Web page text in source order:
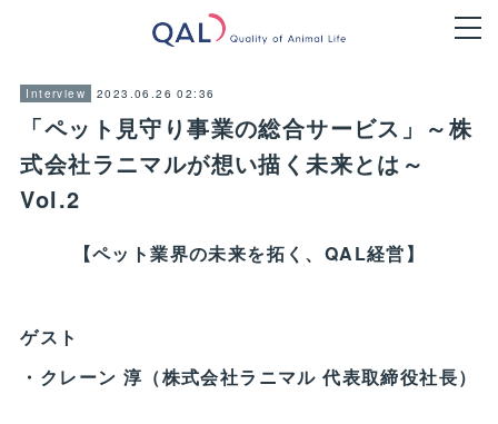
Interview 2023.06.26 02:36
「ペット見守り事業の総合サービス」～株
式会社ラニマルが想い描く未来とは～
Vol.2
【ペット業界の未来を拓く、QAL経営】
ゲスト
・クレーン 淳（株式会社ラニマル 代表取締役社長）